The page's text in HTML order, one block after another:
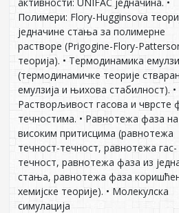
Полимери: Flory-Hugginsova
једначине стања за полимерне
растворе (Prigogine-Flory-
теорија). • Термодинамика
(термодинамичке теорије
емулзија и њихова стабилност). •
Растворљивост гасова и чврсте
течностима. • Равнотежа фаза на
високим притисцима (равнотежа
течност-течност, равнотежа гас-
течност, равнотежа фаза из
стања, равнотежа фаза
хемијске теорије). • Молекулска
симулација